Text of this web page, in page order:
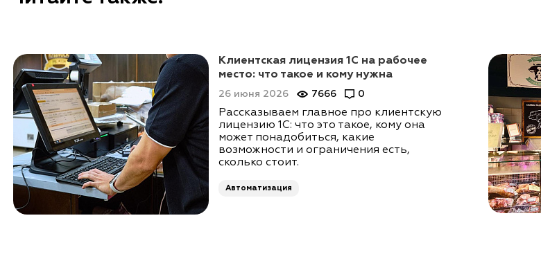
Клиентская лицензия 1С на рабочее
место: что такое и кому нужна
26 июня 2026 7666 0
Рассказываем главное про клиентскую
лицензию 1С: что это такое, кому она
может понадобиться, какие
возможности и ограничения есть,
сколько стоит.
Автоматизация